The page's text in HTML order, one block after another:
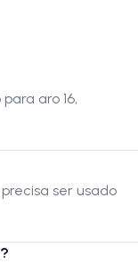
incorretas,
por profissionais.
antes da compra.
aro 16,
ser usado